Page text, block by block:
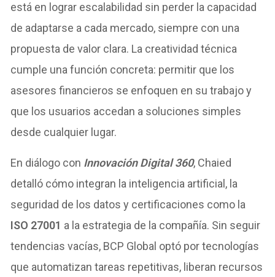
está en lograr escalabilidad sin perder la capacidad
de adaptarse a cada mercado, siempre con una
propuesta de valor clara. La creatividad técnica
cumple una función concreta: permitir que los
asesores financieros se enfoquen en su trabajo y
que los usuarios accedan a soluciones simples
desde cualquier lugar.
En diálogo con Innovación Digital 360, Chaied
detalló cómo integran la inteligencia artificial, la
seguridad de los datos y certificaciones como la
ISO 27001 a la estrategia de la compañía. Sin seguir
tendencias vacías, BCP Global optó por tecnologías
que automatizan tareas repetitivas, liberan recursos